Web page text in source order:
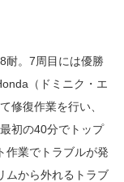
耐。7周目には優勝
（ドミニク・エ
修復作業を行い、
初の40分でトップ
作業でトラブルが発
ムから外れるトラブ